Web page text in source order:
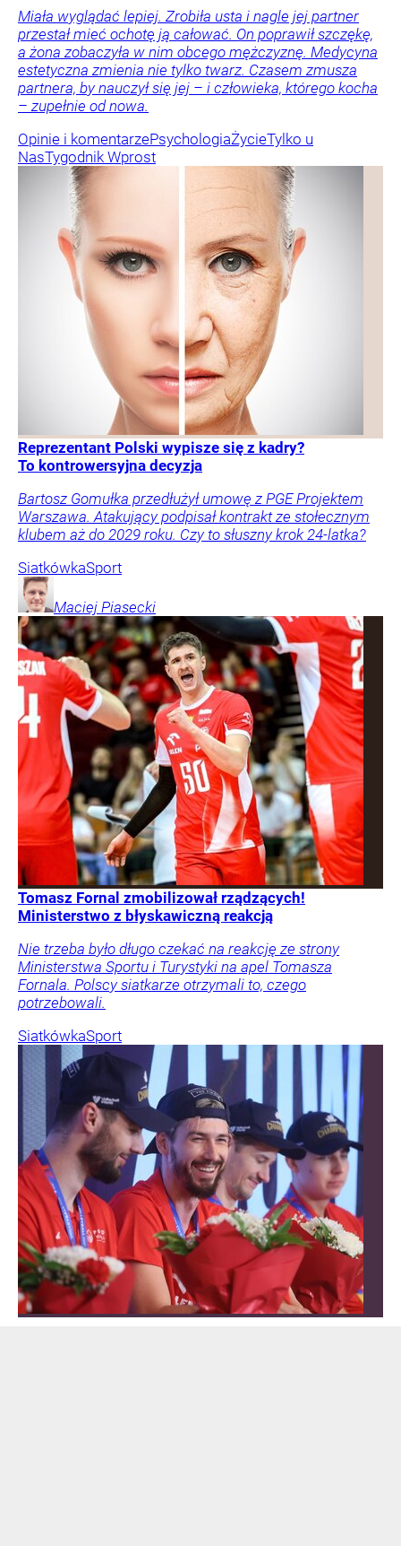
Miała wyglądać lepiej. Zrobiła usta i nagle jej partner
przestał mieć ochotę ją całować. On poprawił szczękę,
a żona zobaczyła w nim obcego mężczyznę. Medycyna
estetyczna zmienia nie tylko twarz. Czasem zmusza
partnera, by nauczył się jej – i człowieka, którego kocha
– zupełnie od nowa.
Opinie i komentarzePsychologiaŻycieTylko u
NasTygodnik Wprost
Reprezentant Polski wypisze się z kadry?
To kontrowersyjna decyzja
Bartosz Gomułka przedłużył umowę z PGE Projektem
Warszawa. Atakujący podpisał kontrakt ze stołecznym
klubem aż do 2029 roku. Czy to słuszny krok 24-latka?
SiatkówkaSport
Maciej Piasecki
Tomasz Fornal zmobilizował rządzących!
Ministerstwo z błyskawiczną reakcją
Nie trzeba było długo czekać na reakcję ze strony
Ministerstwa Sportu i Turystyki na apel Tomasza
Fornala. Polscy siatkarze otrzymali to, czego
potrzebowali.
SiatkówkaSport